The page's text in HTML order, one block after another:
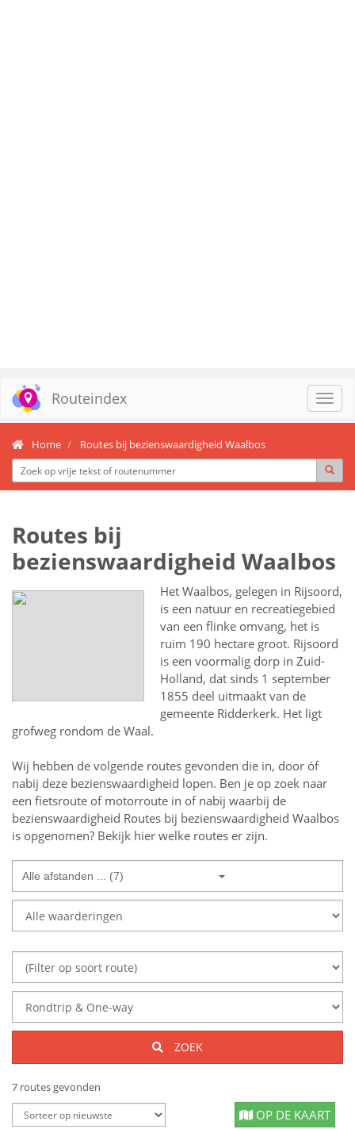
Routeindex
Home Routes bij bezienswaardigheid Waalbos
Routes bij
bezienswaardigheid Waalbos
Het Waalbos, gelegen in Rijsoord,
is een natuur en recreatiegebied
van een flinke omvang, het is
ruim 190 hectare groot. Rijsoord
is een voormalig dorp in Zuid-
Holland, dat sinds 1 september
1855 deel uitmaakt van de
gemeente Ridderkerk. Het ligt
grofweg rondom de Waal.
Wij hebben de volgende routes gevonden die in, door óf
nabij deze bezienswaardigheid lopen. Ben je op zoek naar
een fietsroute of motorroute in of nabij waarbij de
bezienswaardigheid Routes bij bezienswaardigheid Waalbos
is opgenomen? Bekijk hier welke routes er zijn.
Alle afstanden ... (7)
ZOEK
7 routes gevonden
OP DE KAART